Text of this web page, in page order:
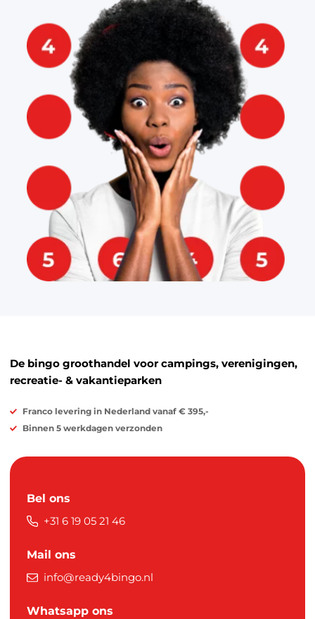
De bingo groothandel voor campings, verenigingen,
recreatie- & vakantieparken
Franco levering in Nederland vanaf € 395,-
Binnen 5 werkdagen verzonden
Bel ons
+31 6 19 05 21 46
Mail ons
info@ready4bingo.nl
Whatsapp ons